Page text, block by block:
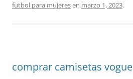
futbol para mujeresen marzo 1, 2023.
comprar camisetas vogue